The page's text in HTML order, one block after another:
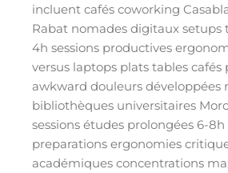
incluent cafés coworking
Rabat nomades digitaux setups
4h sessions productives
versus laptops plats tables cafés
awkward douleurs développées
bibliothèques universitaires
sessions études prolongées 6-
preparations ergonomies
académiques concentrations